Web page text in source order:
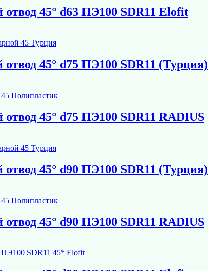
отвод 45° d63 ПЭ100 SDR11 Elofit
отвод 45° d75 ПЭ100 SDR11 (Турция)
отвод 45° d75 ПЭ100 SDR11 RADIUS
отвод 45° d90 ПЭ100 SDR11 (Турция)
отвод 45° d90 ПЭ100 SDR11 RADIUS